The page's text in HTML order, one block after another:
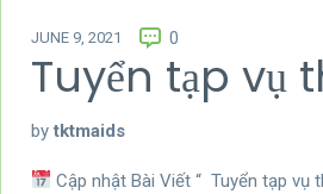
JUNE 9, 2021 0
Tuyển tạp vụ
by tktmaids
Cập nhật Bài Viết “ Tuyển tạp vụ